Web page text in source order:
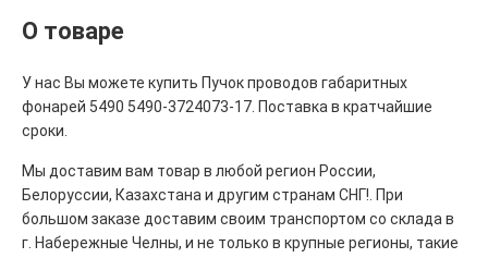
О товаре
У нас Вы можете купить Пучок проводов габаритных
фонарей 5490 5490-3724073-17. Поставка в кратчайшие
сроки.
Мы доставим вам товар в любой регион России,
Белоруссии, Казахстана и другим странам СНГ!. При
большом заказе доставим своим транспортом со склада в
г. Набережные Челны, и не только в крупные регионы, такие